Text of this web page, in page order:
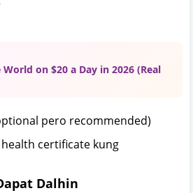
on $20 a Day in 2026 (Real
pero recommended)
certificate kung
Dalhin